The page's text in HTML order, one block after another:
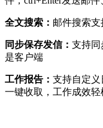
全文搜索： 邮件搜索
同步保存发信： 支持同
是客户端
工作报告： 支持自定义
一键收取，工作成效轻